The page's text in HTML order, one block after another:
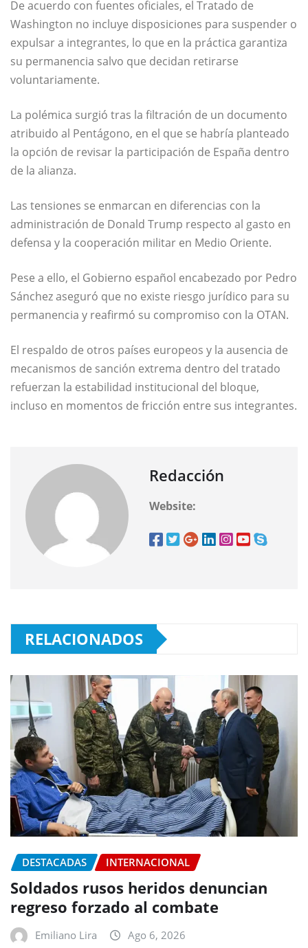
De acuerdo con fuentes oficiales, el Tratado de
Washington no incluye disposiciones para suspender o
expulsar a integrantes, lo que en la práctica garantiza
su permanencia salvo que decidan retirarse
voluntariamente.
La polémica surgió tras la filtración de un documento
atribuido al Pentágono, en el que se habría planteado
la opción de revisar la participación de España dentro
de la alianza.
Las tensiones se enmarcan en diferencias con la
administración de Donald Trump respecto al gasto en
defensa y la cooperación militar en Medio Oriente.
Pese a ello, el Gobierno español encabezado por Pedro
Sánchezaseguró que no existe riesgo jurídico para su
permanencia y reafirmó su compromiso con la OTAN.
El respaldo de otros países europeos y la ausencia de
mecanismos de sanción extrema dentro del tratado
refuerzan la estabilidad institucional del bloque,
incluso en momentos de fricción entre sus integrantes.
Redacción
Website:
RELACIONADOS
DESTACADAS INTERNACIONAL
Soldados rusos heridos denuncian
regreso forzado al combate
Emiliano Lira Ago 6, 2026